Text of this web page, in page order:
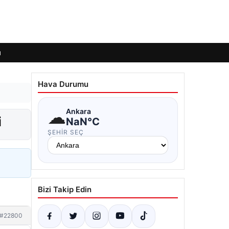
#22800
Hava Durumu
☁Ankara
NaN°C
ŞEHIR SEÇ
Bizi Takip Edin